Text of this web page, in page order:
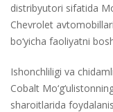
distribyutori sifatida
Chevrolet
bo‘yicha faoliyatni
Ishonchliligi va
Cobalt
sharoitlarida